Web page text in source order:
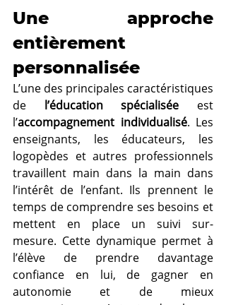
Une approche
entièrement
personnalisée
L’une des principales caractéristiques
de l’éducation spécialisée est
l’accompagnement individualisé. Les
enseignants, les éducateurs, les
logopèdes et autres professionnels
travaillent main dans la main dans
l’intérêt de l’enfant. Ils prennent le
temps de comprendre ses besoins et
mettent en place un suivi sur-
mesure. Cette dynamique permet à
l’élève de prendre davantage
confiance en lui, de gagner en
autonomie et de mieux